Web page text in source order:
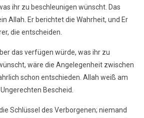
ihr zu beschleunigen wünscht. Das
Allah. Er berichtet die Wahrheit, und Er
die entscheiden.
das verfügen würde, was ihr zu
wäre die Angelegenheit zwischen
schon entschieden. Allah weiß am
Bescheid.
Schlüssel des Verborgenen; niemand